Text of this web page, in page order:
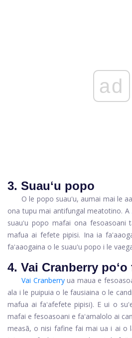
ad
3. Suauʻu popo
O le popo suauʻu, aumai mai le
ona tupu mai antifungal meatotino. A
suauʻu popo mafai ona fesoasoani
mafua ai fefete pipisi. Ina ia
faʻaaogaina o le suauʻu popo i le
4. Vai Cranberry poʻo
Vai Cranberry ua maua e
ala i le puipuia o le fausiaina o le
mafua ai faʻafefete pipisi). E ui o
mafai e fesoasoani e faʻamalolo ai
measā, o nisi fafine fai mai ua i ai o